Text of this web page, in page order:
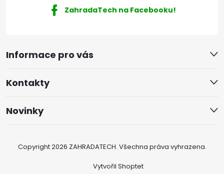
Informace pro vás
Kontakty
Novinky
ZahradaTech na Facebooku!
Vytvořil Shoptet
Copyright 2026 ZAHRADATECH. Všechna práva vyhrazena.